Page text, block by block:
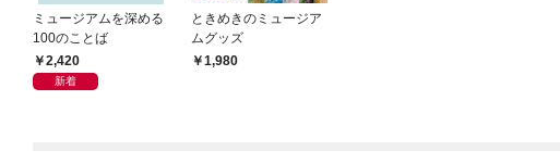
ミュージアムを深める
100のことば
2,420
新着
ときめきのミュージア
ムグッズ
1,980